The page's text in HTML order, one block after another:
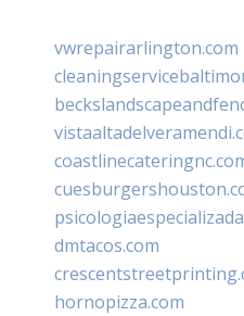
vwrepairarlington.com
dmtacos.com
hornopizza.com